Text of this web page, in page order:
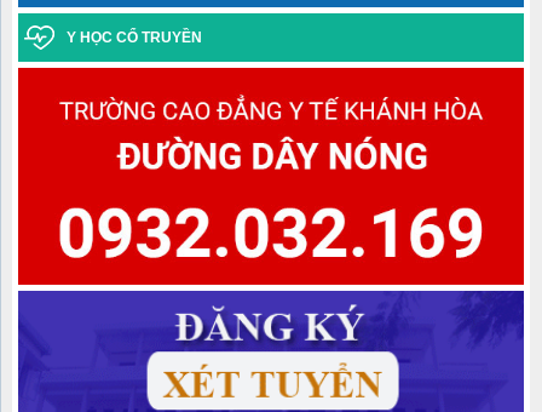
Thông báo điểm chuẩn trúng tuyển đợt 1 năm 2025 ngành Y học
cổ truyền Trình độ trung cấp văn bằng 2
cấp văn bằng 2 Khóa học 2022-2024, Khóa học 2023-2025
Y HỌC CỔ TRUYỀN